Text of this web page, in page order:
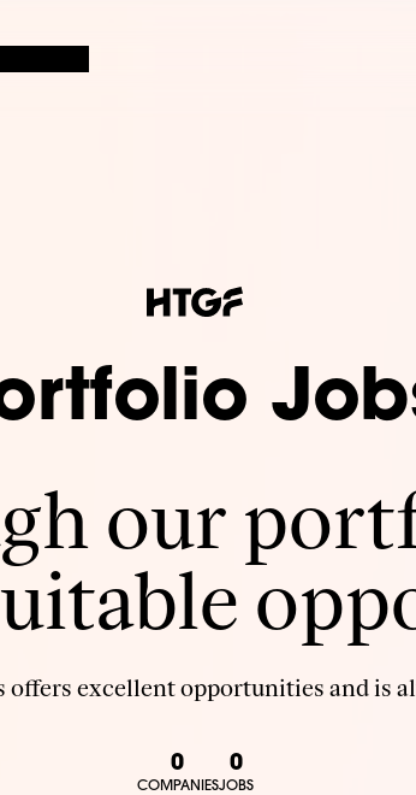
our
excellent opportunities and is
0
COMPANIES
0
JOBS